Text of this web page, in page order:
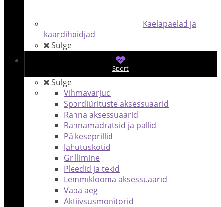
Kaelapaelad ja
kaardihoidjad
Sulge
Sport
Sulge
Vihmavarjud
Spordiürituste aksessuaarid
Ranna aksessuaarid
Rannamadratsid ja pallid
Päikeseprillid
Jahutuskotid
Grillimine
Pleedid ja tekid
Lemmiklooma aksessuaarid
Vaba aeg
Aktiivsusmonitorid